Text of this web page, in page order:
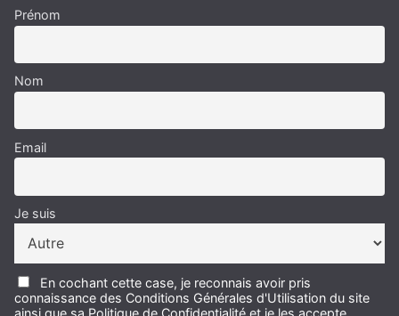
Prénom
Nom
Email
Je suis
En cochant cette case, je reconnais avoir pris
connaissance des Conditions Générales d'Utilisation du site
ainsi que sa Politique de Confidentialité et je les accepte.